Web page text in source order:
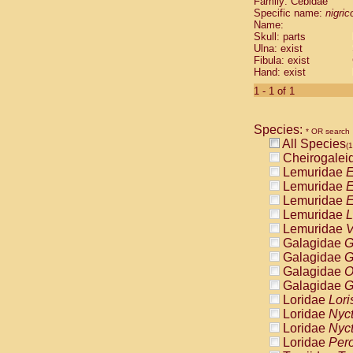
Cebidae
Cebidae
Cebidae
Cebidae
Cebidae
Cebidae
Cebidae
Cebidae
Cebidae
Cebidae
Cebidae
Cebidae
Atelidae
Atelidae
Atelidae
Atelidae
Atelidae
Atelidae
Atelidae
Atelidae
Atelidae
Atelidae
Pitheciidae
Specific name:
Name:
Skull: parts
Ulna: exist
Fibula: exist
Hand: exist
1 - 1 of 1
Species: * OR search
All Species
Lemuridae
Lemuridae
Lemuridae
Lemuridae
Lemuridae
Galagidae
Galagidae
Galagidae
Galagidae
Loridae
Loridae
Loridae
Loridae